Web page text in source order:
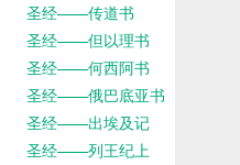
圣经——传道书
圣经——但以理书
圣经——何西阿书
圣经——俄巴底亚书
圣经——出埃及记
圣经——列王纪上